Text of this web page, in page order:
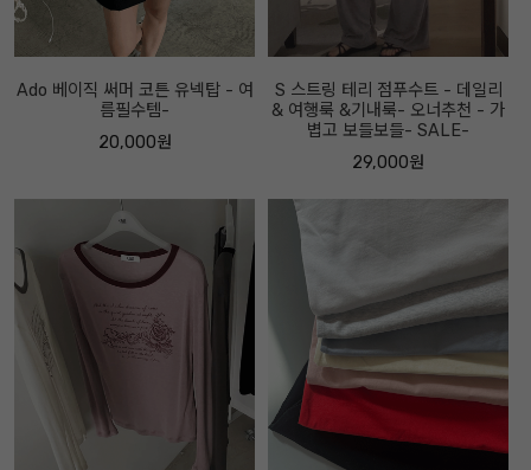
Ado 베이직 써머 코튼 유넥탑 - 여
름필수템-
20,000원
S 스트링 테리 점푸수트 - 데일리
& 여행룩 &기내룩- 오너추천 - 가
볍고 보들보들- SALE-
29,000원